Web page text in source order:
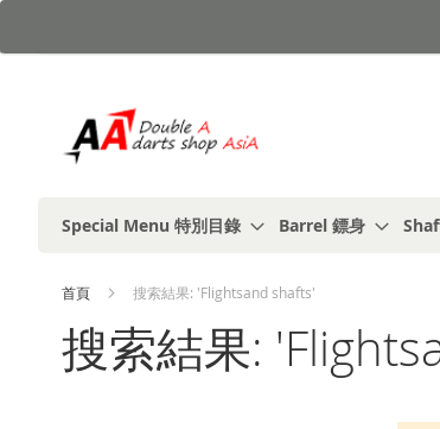
到
Special Menu 特別目錄 Barrel 鏢身
首頁 搜索結果: 'Flightsand shafts'
搜索結果: